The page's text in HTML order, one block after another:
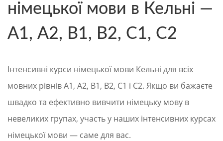
німецької мови в Кельні —
А1, А2, В1, В2, С1, С2
Інтенсивні курси німецької мови Кельні для всіх
мовних рівнів A1, A2, B1, B2, C1 і C2. Якщо ви бажаєте
швадко та ефективно вивчити німецьку мову в
невеликих групах, участь у наших інтенсивних курсах
німецької мови — саме для вас.